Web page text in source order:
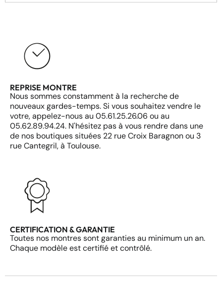
REPRISE MONTRE
Nous sommes constamment à la recherche de
nouveaux gardes-temps. Si vous souhaitez vendre le
votre, appelez-nous au 05.61.25.26.06 ou au
05.62.89.94.24. N'hésitez pas à vous rendre dans une
de nos boutiques situées 22 rue Croix Baragnon ou 3
rue Cantegril, à Toulouse.
CERTIFICATION & GARANTIE
Toutes nos montres sont garanties au minimum un an.
Chaque modèle est certifié et contrôlé.